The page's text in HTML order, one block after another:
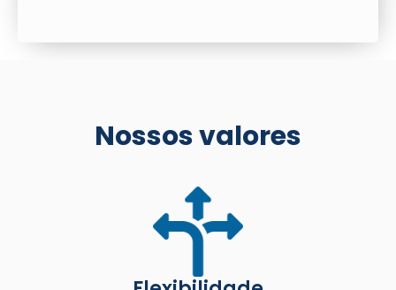
Nossos valores